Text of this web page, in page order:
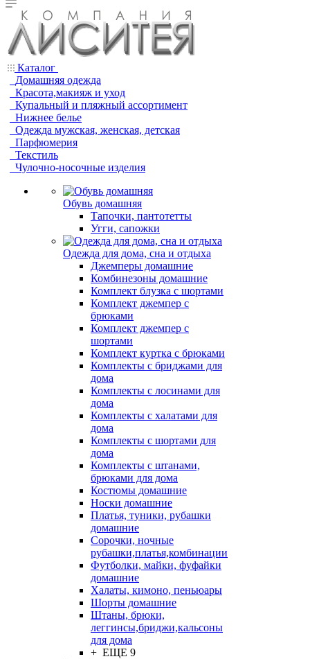
Каталог
Домашняя одежда
Красота,макияж и уход
Купальный и пляжный ассортимент
Нижнее белье
Одежда мужская, женская, детская
Парфюмерия
Текстиль
Чулочно-носочные изделия
Обувь домашняя
Тапочки, пантотетты
Угги, сапожки
Одежда для дома, сна и отдыха
Джемперы домашние
Комбинезоны домашние
Комплект блузка с шортами
Комплект джемпер с
брюками
Комплект джемпер с
шортами
Комплект куртка с брюками
Комплекты с бриджами для
дома
Комплекты с лосинами для
дома
Комплекты с халатами для
дома
Комплекты с шортами для
дома
Комплекты с штанами,
брюками для дома
Костюмы домашние
Носки домашние
Платья, туники, рубашки
домашние
Сорочки, ночные
рубашки,платья,комбинации
Футболки, майки, фуфайки
домашние
Халаты, кимоно, пеньюары
Шорты домашние
Штаны, брюки,
леггинсы,бриджи,кальсоны
для дома
+ ЕЩЕ 9